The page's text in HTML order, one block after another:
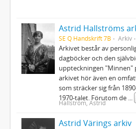
Astrid Hallströms
SE Q Handskrift 7B Arkiv
Arkivet består av
dagböcker och den
uppteckningen "Minnen"
arkivet hör även en
som sträcker sig från
1970-talet. Förutom de
Hallström, Astrid
Astrid Värings arkiv